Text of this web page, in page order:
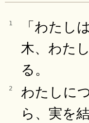
1
「わたし
木、わた
る。
2
わたしに
ら、実を